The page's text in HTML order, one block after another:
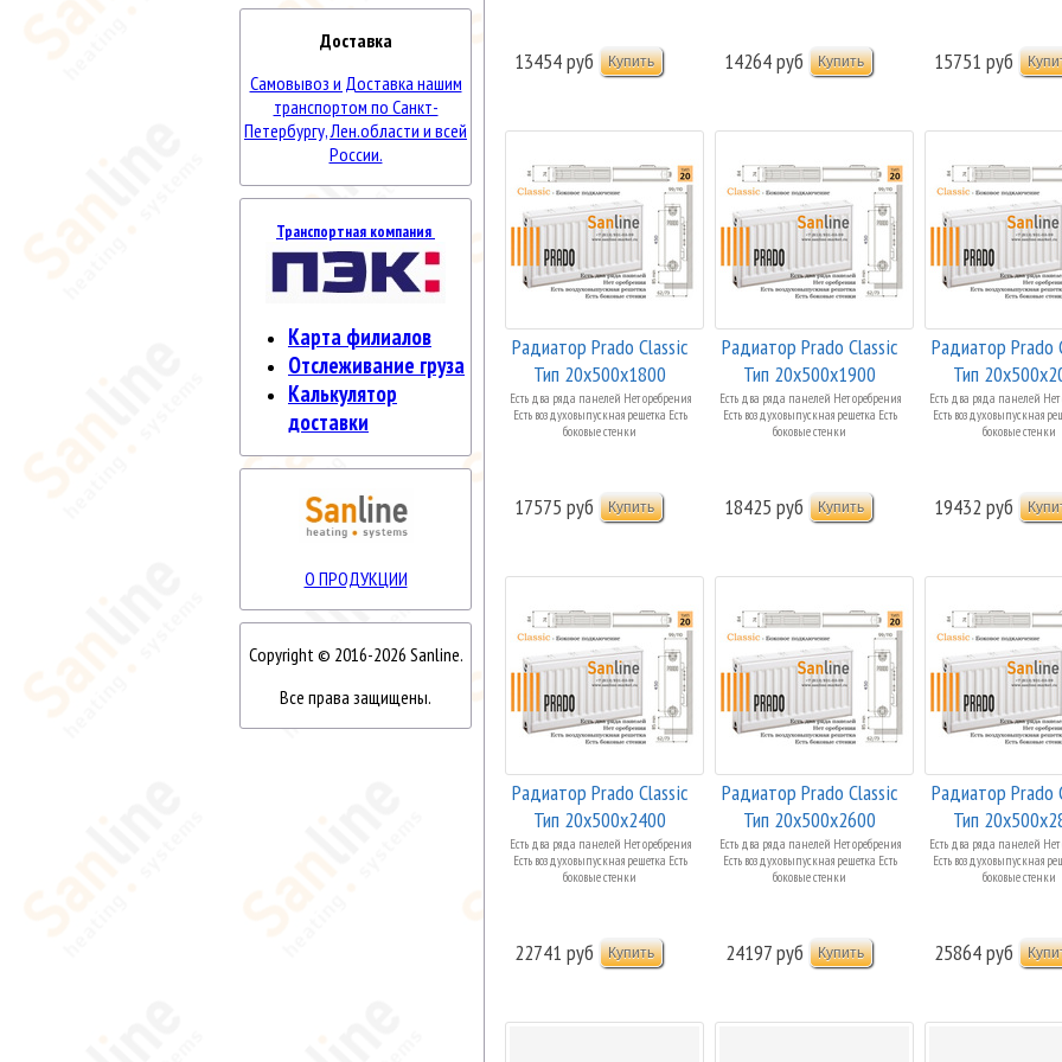
Доставка
Самовывоз и Доставка нашим
транспортом по Санкт-
Петербургу, Лен.области и всей
России.
Транспортная компания
Карта филиалов
Отслеживание груза
Калькулятор
доставки
О ПРОДУКЦИИ
Copyright © 2016-2026 Sanline.
Все права защищены.
13454 руб 14264 руб 15751 руб
Радиатор Prado Classic
Тип 20x500x1800
Боковая ...
Есть два ряда панелей Нет оребрения
Есть воздуховыпускная решетка Есть
боковые стенки
17575 руб
Радиатор Prado Classic
Тип 20x500x1900
Боковая ...
Есть два ряда панелей Нет оребрения
Есть воздуховыпускная решетка Есть
боковые стенки
18425 руб
Радиатор Prado
Тип
Боковая ...
Есть два ряда панелей Нет
Есть воздуховыпускная
боковые стенки
19432 руб
Радиатор Prado Classic
Тип 20x500x2400
Боковая ...
Есть два ряда панелей Нет оребрения
Есть воздуховыпускная решетка Есть
боковые стенки
22741 руб
Радиатор Prado Classic
Тип 20x500x2600
Боковая ...
Есть два ряда панелей Нет оребрения
Есть воздуховыпускная решетка Есть
боковые стенки
24197 руб
Радиатор Prado
Тип
Боковая ...
Есть два ряда панелей Нет
Есть воздуховыпускная
боковые стенки
25864 руб